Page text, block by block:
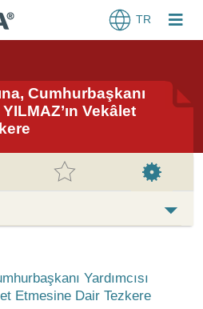
TR
Cumhurbaşkanı
Vekâlet
Yardımcısı
Etmesine Dair Tezkere